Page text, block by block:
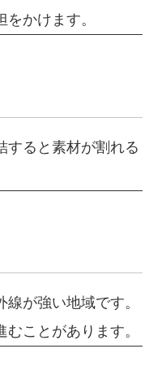
かけます。
すると素材が割れる
が強い地域です。
ことがあります。